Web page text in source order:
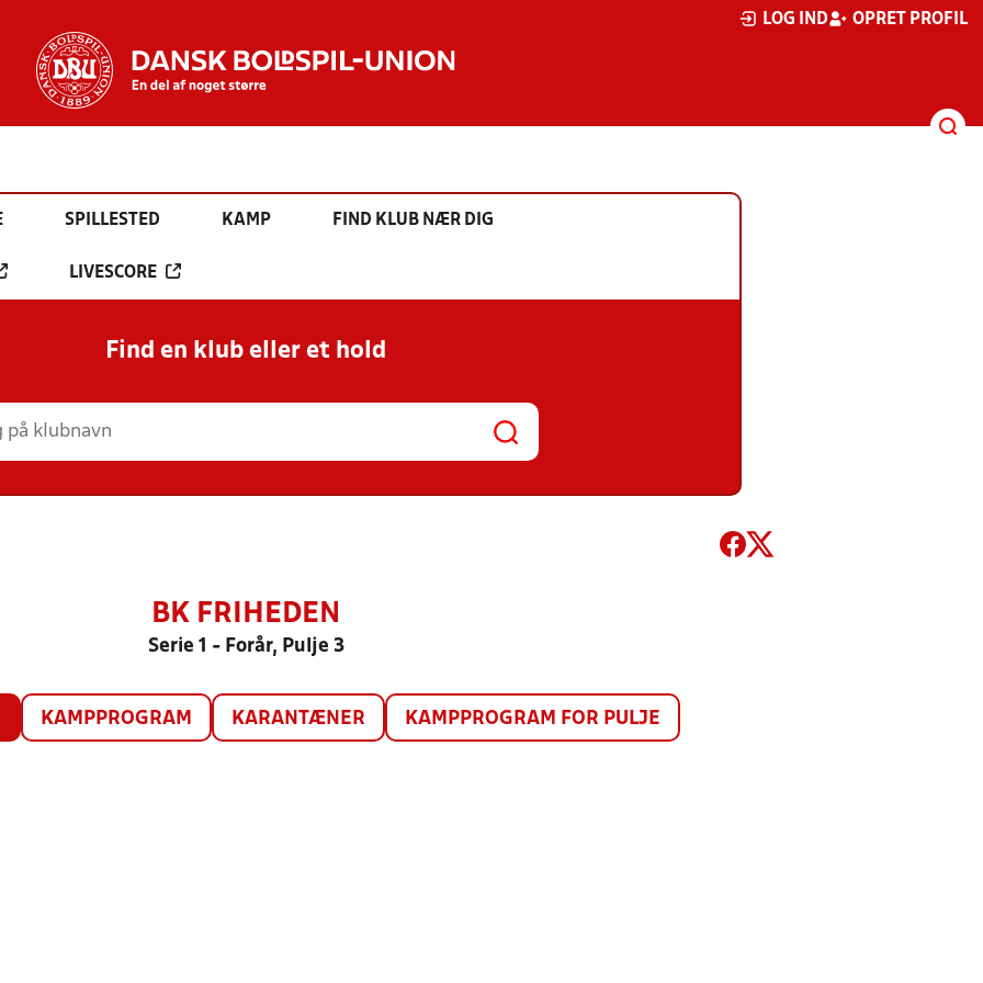
LOG IND OPRET PROFIL
SPILLESTED KAMP FIND KLUB NÆR DIG
LIVESCORE
Find en klub eller et hold
BK FRIHEDEN
Serie 1 - Forår, Pulje 3
KAMPPROGRAM KARANTÆNER KAMPPROGRAM FOR PULJE